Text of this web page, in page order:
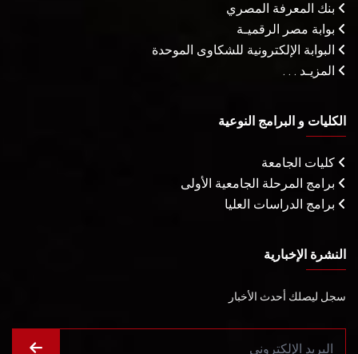
بنك المعرفة المصري
بوابة مصر الرقميـة
البوابة الإلكترونية للشكاوى الموحدة
المزيـد . . .
الكليات و البرامج النوعية
كليات الجامعة
برامج المرحلة الجامعية الأولى
برامج الدراسات العليا
النشرة الإخبارية
سجل ليصلك أحدث الأخبار